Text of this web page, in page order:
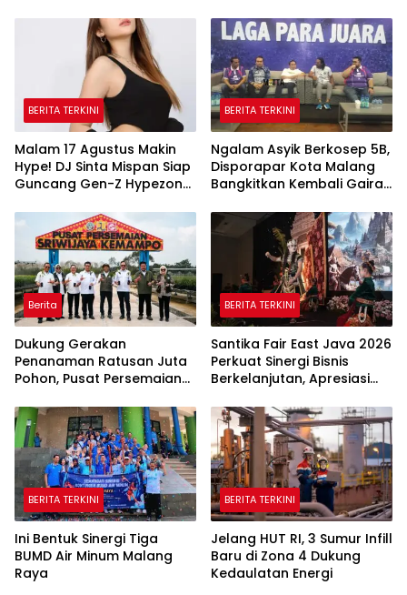
BERITA TERKINI
Malam 17 Agustus Makin
Hype! DJ Sinta Mispan Siap
Guncang Gen-Z Hypezone
BERITA TERKINI
Ngalam Asyik Berkosep 5B,
Disporapar Kota Malang
Bangkitkan Kembali Gairah
Berita
Dukung Gerakan
Penanaman Ratusan Juta
Pohon, Pusat Persemaian
Perkuat Jaringan
Persemaian Nasional*
BERITA TERKINI
Santika Fair East Java 2026
Perkuat Sinergi Bisnis
Berkelanjutan, Apresiasi
Corporate Award
BERITA TERKINI
Ini Bentuk Sinergi Tiga
BUMD Air Minum Malang
Raya
BERITA TERKINI
Jelang HUT RI, 3 Sumur Infill
Baru di Zona 4 Dukung
Kedaulatan Energi